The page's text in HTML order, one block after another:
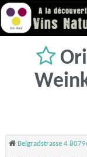
Belgradstrasse 4